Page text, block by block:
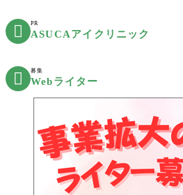
 PR
ASUCAアイクリニック
 募集
Webライター